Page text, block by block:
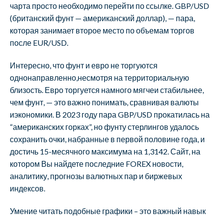
чарта просто необходимо перейти по ссылке. GBP/USD
(британский фунт — американский доллар), — пара,
которая занимает второе место по объемам торгов
после EUR/USD.
Интересно, что фунт и евро не торгуются
однонаправленно,несмотря на территориальную
близость. Евро торгуется намного мягчеи стабильнее,
чем фунт, — это важно понимать, сравнивая валюты
иэкономики. В 2023 году пара GBP/USD прокатилась на
“американских горках”, но фунту стерлингов удалось
сохранить очки, набранные в первой половине года, и
достичь 15-месячного максимума на 1,3142. Сайт, на
котором Вы найдете последние FOREX новости,
аналитику, прогнозы валютных пар и биржевых
индексов.
Умение читать подобные графики – это важный навык